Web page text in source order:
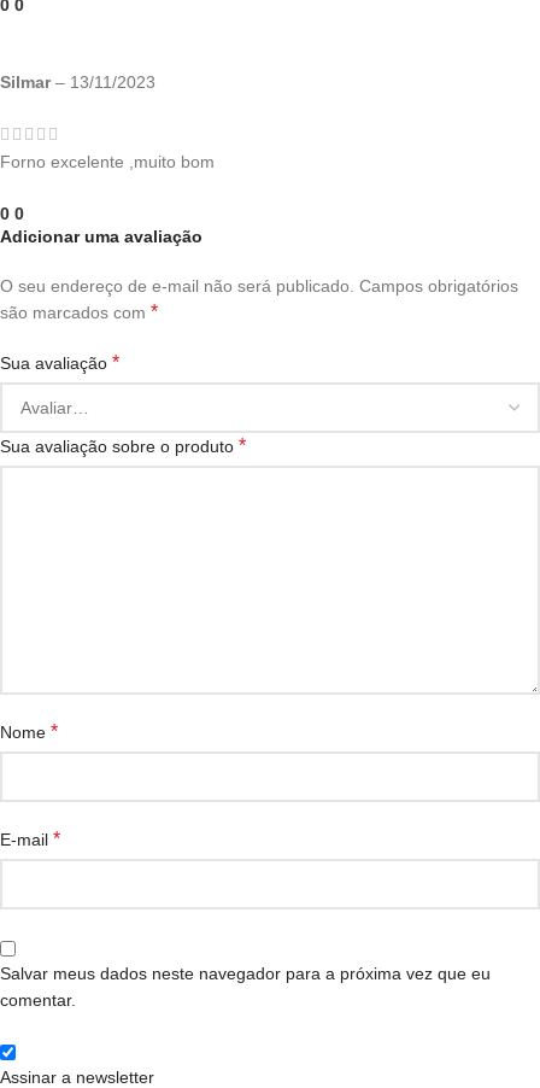
0 0
Silmar– 13/11/2023
Forno excelente ,muito bom
0 0
Adicionar uma avaliação
O seu endereço de e-mail não será publicado. Campos obrigatórios
são marcados com *
Sua avaliação *
Sua avaliação sobre o produto *
Nome *
E-mail *
Salvar meus dados neste navegador para a próxima vez que eu
comentar.
Assinar a newsletter